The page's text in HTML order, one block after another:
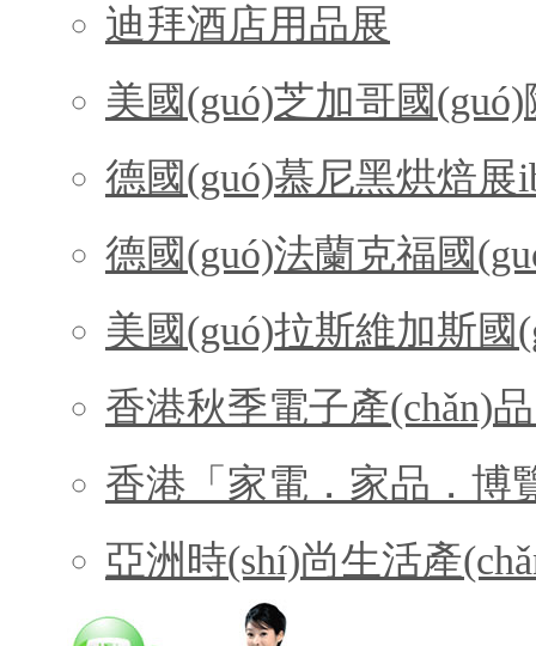
迪拜酒店用品展
美國(guó)芝加哥國
德國(guó)慕尼黑烘焙展
德國(guó)法蘭克福國
美國(guó)拉斯維加斯
香港秋季電子產(chǎn)
香港「家電．家品．博
亞洲時(shí)尚生活產